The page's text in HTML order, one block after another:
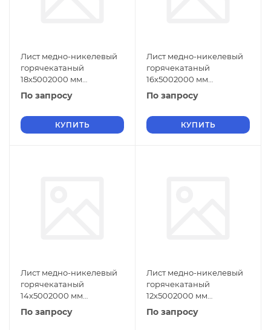
Лист медно-никелевый
горячекатаный
18х5002000 мм
МНЖМц30-1-1 ГОСТ 5063-
По запросу
КУПИТЬ
Лист медно-никелевый
горячекатаный
16х5002000 мм
МНЖМц30-1-1 ГОСТ 5063-
По запросу
КУПИТЬ
Лист медно-никелевый
горячекатаный
14х5002000 мм
МНЖМц30-1-1 ГОСТ 5063-
По запросу
Лист медно-никелевый
горячекатаный
12х5002000 мм
МНЖМц30-1-1 ГОСТ 5063-
По запросу